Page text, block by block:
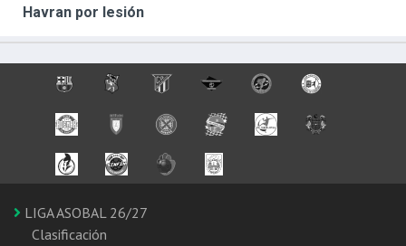
Havran por lesión
LIGA ASOBAL 26/27
Clasificación